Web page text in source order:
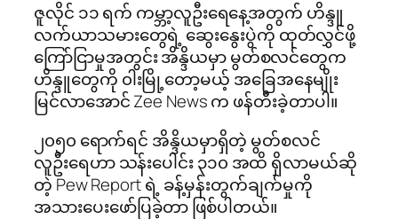
ဇူလိုင် ၁၁ ရက် ကမ္ဘာ့လူဦးရေနေ့အတွက် ဟိန္ဒူ
လက်ယာသမားတွေရဲ့ ဆွေးနွေးပွဲကို ထုတ်လွှင်ဖို့
ကြော်ငြာမှုအတွင်း အိန္ဒိယမှာ မွတ်စလင်တွေက
ဟိန္ဒူတွေကို ၀ါးမြို့တော့မယ့် အခြေအနေမျိုး
မြင်လာအောင် Zee News က ဖန်တီးခဲ့တာပါ။
၂၀၅၀ ရောက်ရင် အိန္ဒိယမှာရှိတဲ့ မွတ်စလင်
လူဦးရေဟာ သန်းပေါင်း ၃၁၀ အထိ ရှိလာမယ်ဆို
တဲ့ Pew Report ရဲ့ ခန့်မှန်းတွက်ချက်မှုကို
အသားပေးဖော်ပြခဲ့တာ ဖြစ်ပါတယ်။